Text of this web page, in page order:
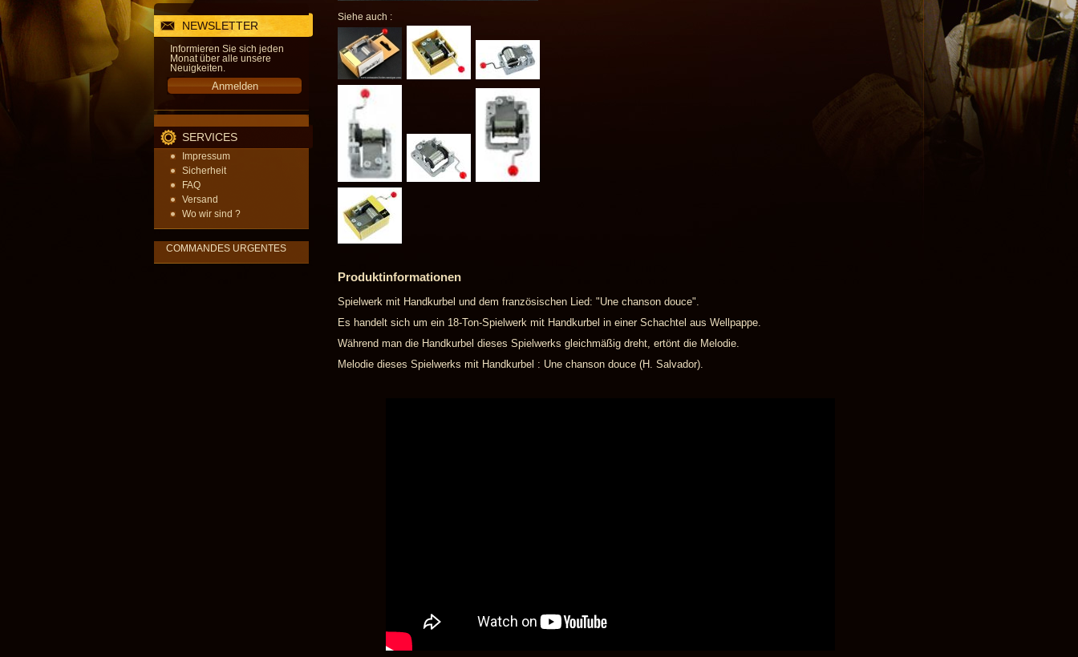
NEWSLETTER
Informieren Sie sich jeden
Monat über alle unsere
Neuigkeiten.
SERVICES
Impressum
Sicherheit
FAQ
Versand
Wo wir sind ?
COMMANDES URGENTES
Siehe auch :
Produktinformationen
Spielwerk mit Handkurbel und dem französischen Lied: "Une chanson douce".
Es handelt sich um ein 18-Ton-Spielwerk mit Handkurbel in einer Schachtel aus Wellpappe.
Während man die Handkurbel dieses Spielwerks gleichmäßig dreht, ertönt die Melodie.
Melodie dieses Spielwerks mit Handkurbel : Une chanson douce (H. Salvador).